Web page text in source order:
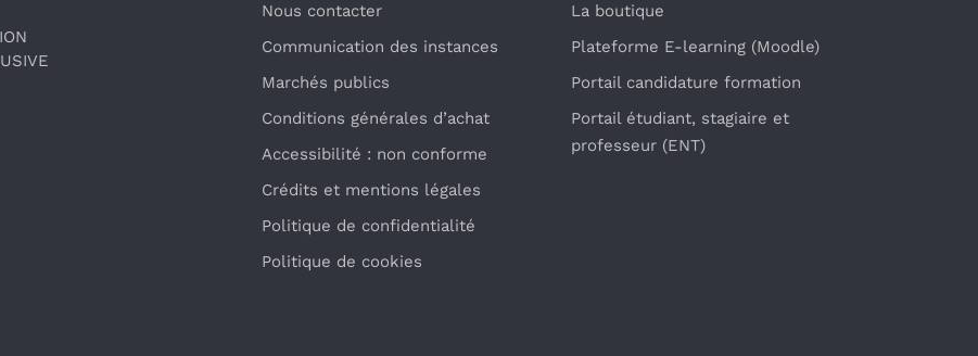
Nous contacter
Communication des instances
Marchés publics
Conditions générales d’achat
Accessibilité : non conforme
Crédits et mentions légales
Politique de confidentialité
Politique de cookies
La boutique
Plateforme E-learning (Moodle)
Portail candidature formation
Portail étudiant, stagiaire et
professeur (ENT)